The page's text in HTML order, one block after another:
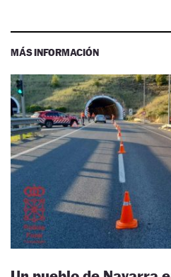
MÁS INFORMACIÓN